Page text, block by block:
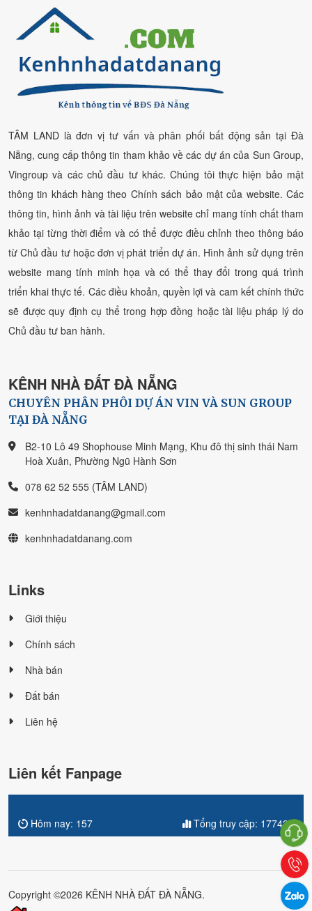
TÂM LAND là đơn vị tư vấn và phân phối bất động sản tại Đà
Nẵng, cung cấp thông tin tham khảo về các dự án của Sun Group,
Vingroup và các chủ đầu tư khác. Chúng tôi thực hiện bảo mật
thông tin khách hàng theo Chính sách bảo mật của website. Các
thông tin, hình ảnh và tài liệu trên website chỉ mang tính chất tham
khảo tại từng thời điểm và có thể được điều chỉnh theo thông báo
từ Chủ đầu tư hoặc đơn vị phát triển dự án. Hình ảnh sử dụng trên
website mang tính minh họa và có thể thay đổi trong quá trình
triển khai thực tế. Các điều khoản, quyền lợi và cam kết chính thức
sẽ được quy định cụ thể trong hợp đồng hoặc tài liệu pháp lý do
Chủ đầu tư ban hành.
KÊNH NHÀ ĐẤT ĐÀ NẴNG
CHUYÊN PHÂN PHÔI DỰ ÁN VIN VÀ SUN GROUP
TẠI ĐÀ NẴNG
B2-10 Lô 49 Shophouse Minh Mạng, Khu đô thị sinh thái Nam
Hoà Xuân, Phường Ngũ Hành Sơn
078 62 52 555 (TÂM LAND)
kenhnhadatdanang@gmail.com
kenhnhadatdanang.com
Links
Giới thiệu
Chính sách
Nhà bán
Đất bán
Liên hệ
Liên kết Fanpage
Hôm nay: 157 Tổng truy cập: 177422
Copyright ©2026 KÊNH NHÀ ĐẤT ĐÀ NẴNG.